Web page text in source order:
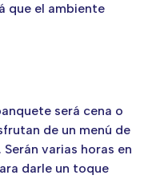
que el ambiente
será cena o
de un menú de
varias horas en
darle un toque